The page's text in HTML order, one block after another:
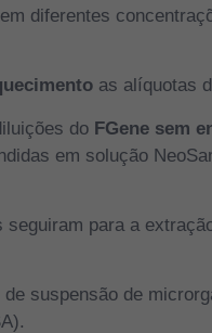
diferentes
as alíquotas
do FGene sem
em solução
para a
suspensão de